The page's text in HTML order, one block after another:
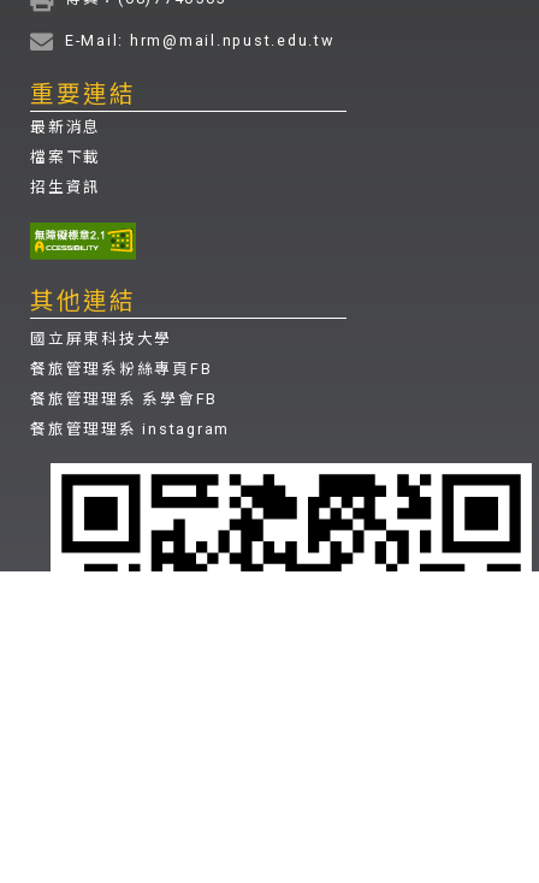
E-Mail: hrm@mail.npust.edu.tw
重要連結
最新消息
檔案下載
招生資訊
其他連結
國立屏東科技大學
餐旅管理系粉絲專頁FB
餐旅管理理系 系學會FB
餐旅管理理系 instagram